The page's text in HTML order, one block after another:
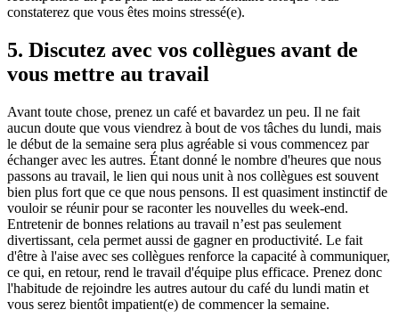
constaterez que vous êtes moins stressé(e).
5. Discutez avec vos collègues avant de
vous mettre au travail
Avant toute chose, prenez un café et bavardez un peu. Il ne fait
aucun doute que vous viendrez à bout de vos tâches du lundi, mais
le début de la semaine sera plus agréable si vous commencez par
échanger avec les autres. Étant donné le nombre d'heures que nous
passons au travail, le lien qui nous unit à nos collègues est souvent
bien plus fort que ce que nous pensons. Il est quasiment instinctif de
vouloir se réunir pour se raconter les nouvelles du week-end.
Entretenir de bonnes relations au travail n’est pas seulement
divertissant, cela permet aussi de gagner en productivité. Le fait
d'être à l'aise avec ses collègues renforce la capacité à communiquer,
ce qui, en retour, rend le travail d'équipe plus efficace. Prenez donc
l'habitude de rejoindre les autres autour du café du lundi matin et
vous serez bientôt impatient(e) de commencer la semaine.